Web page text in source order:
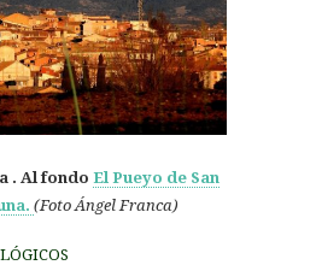
. Al fondo El Pueyo de San
(Foto Ángel Franca)